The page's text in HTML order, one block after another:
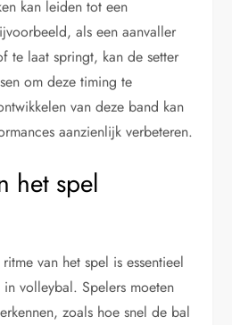
kan leiden tot een
als een aanvaller
te laat springt, kan de setter
om deze timing te
van deze band kan
aanzienlijk verbeteren.
het spel
van het spel is essentieel
volleybal. Spelers moeten
zoals hoe snel de bal